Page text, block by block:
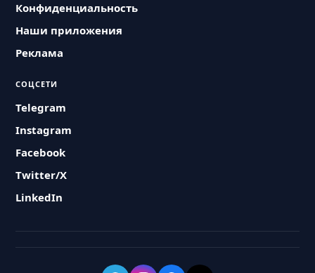
Конфиденциальность
Наши приложения
Реклама
СОЦСЕТИ
Telegram
Instagram
Facebook
Twitter/X
LinkedIn